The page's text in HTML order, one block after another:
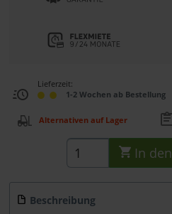
Lieferzeit:
1-2 Wochen ab Bestellung
Alternativen auf Lager
In den
Beschreibung